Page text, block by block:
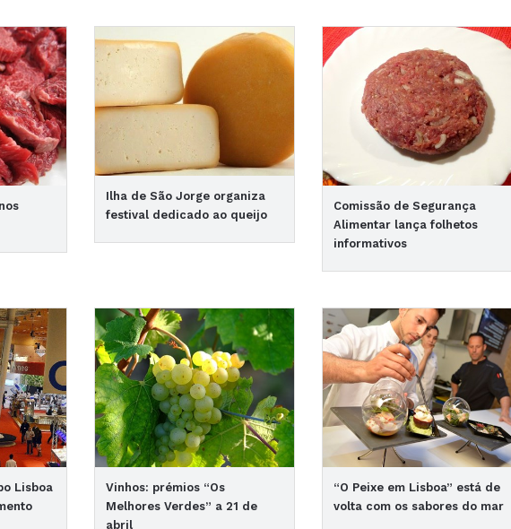
Ilha de São Jorge organiza
festival dedicado ao queijo
Comissão de Segurança
Alimentar lança folhetos
informativos
Lisboa
Vinhos: prémios “Os
Melhores Verdes” a 21 de
abril
“O Peixe em Lisboa” está de
volta com os sabores do mar